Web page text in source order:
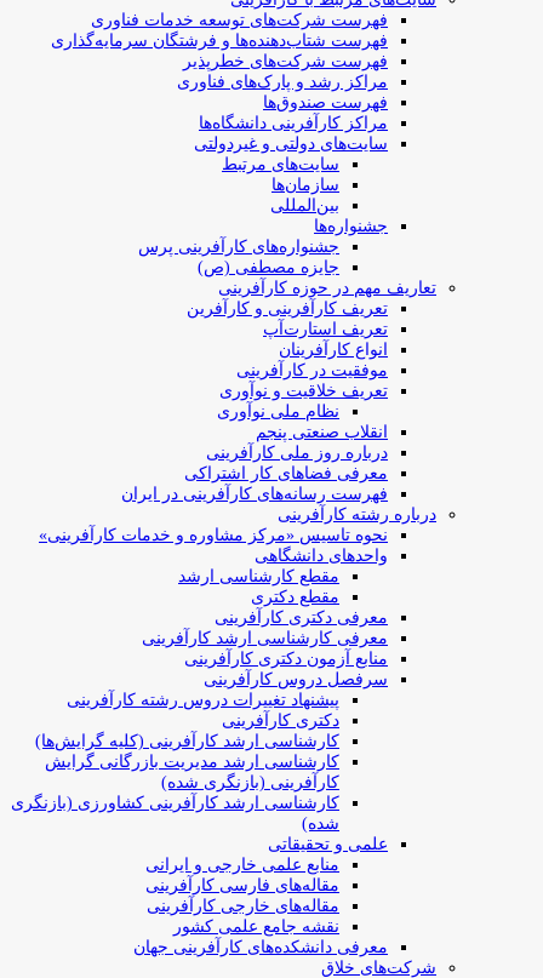
فهرست شرکت‌های‌‌ توسعه‌ خدمات فناوری
فهرست شتاب‌دهنده‌ها‌ و فرشتگان‌ سرمایه‌گذاری
فهرست شرکت‌های خطرپذیر
مراکز رشد و پارک‌های فناوری
فهرست صندوق‌ها
مراکز کارآفرینی دانشگاه‌ها
سایت‌های دولتی و غیردولتی
سایت‌های مرتبط
سازمان‌ها
بین‌المللی
جشنواره‌ها
جشنواره‌های کارآفرینی‌ پرس
جایزه مصطفی (ص)
تعاریف مهم در حوزه کارآفرینی
تعریف کارآفرینی و کارآفرین
تعریف استارت‌آپ
انواع کارآفرینان
موفقیت در کارآفرینی
تعریف خلاقیت و نوآوری
نظام ملی نوآوری
انقلاب صنعتی پنجم
درباره روز ملی کارآفرینی
معرفی فضاهای کار اشتراکی
فهرست رسانه‌های کارآفرینی در ایران
درباره رشته کارآفرینی
نحوه تاسیس «مرکز مشاوره و خدمات کارآفرینی»
واحدهای دانشگاهی
مقطع کارشناسی ارشد
مقطع دکتری
معرفی دکتری کارآفرینی
معرفی کارشناسی ارشد کارآفرینی
منابع آزمون دکتری کارآفرینی
سرفصل دروس کارآفرینی
پیشنهاد تغییرات دروس رشته کارآفرینی
دکتری کارآفرینی
کارشناسی ارشد کارآفرینی (کلیه گرایش‌ها)
کارشناسی ارشد مدیریت بازرگانی گرایش
کارآفرینی (بازنگری شده)
کارشناسی ارشد کارآفرینی کشاورزی (بازنگری
شده)
علمی و تحقیقاتی
منابع علمی خارجی و ایرانی
مقاله‌های فارسی کارآفرینی
مقاله‌های خارجی کارآفرینی
نقشه جامع علمی کشور
معرفی دانشکده‌های کارآفرینی جهان
شرکت‌های خلاق